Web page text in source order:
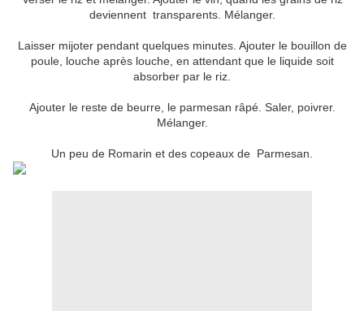
deviennent transparents. Mélanger.
Laisser mijoter pendant quelques minutes. Ajouter le bouillon de
poule, louche après louche, en attendant que le liquide soit
absorber par le riz.
Ajouter le reste de beurre, le parmesan râpé. Saler, poivrer.
Mélanger.
Un peu de Romarin et des copeaux de Parmesan.